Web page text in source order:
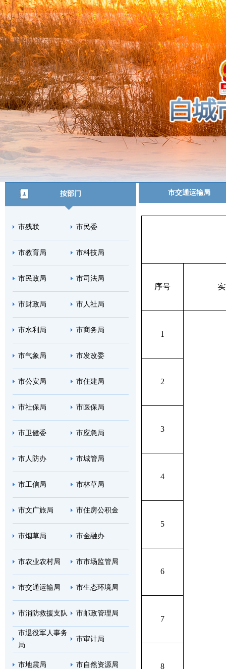
按部门
市残联 市民委
市教育局 市科技局
市民政局 市司法局
市财政局 市人社局
市水利局 市商务局
市气象局 市发改委
市公安局 市住建局
市社保局 市医保局
市卫健委 市应急局
市人防办 市城管局
市工信局 市林草局
市文广旅局 市住房公积金
市烟草局 市金融办
市农业农村局 市市场监管局
市交通运输局 市生态环境局
市消防救援支队 市邮政管理局
市退役军人事务
局
市审计局
市地震局 市自然资源局
市交通运输局
序号
1
2
3
4
5
6
7
8